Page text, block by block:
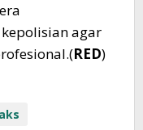
agar
RED)